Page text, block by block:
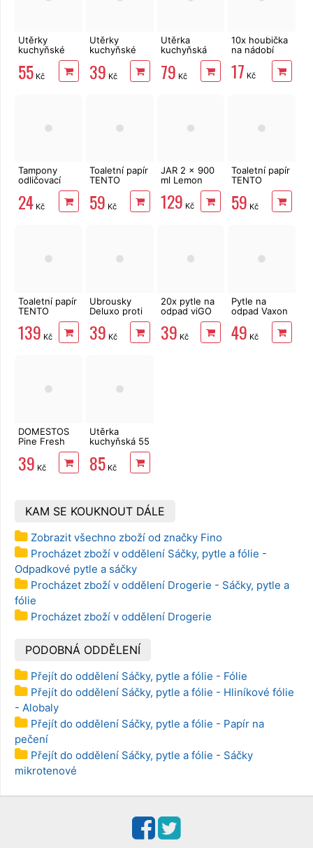
Utěrky
kuchyňské
TENTO Extra
Strong
3vrstvé, 2
55 Kč
Utěrky
kuchyňské
Clean
2vrstvé, 4
39 Kč
Utěrka
kuchyňská
Turbo
3vrstvá, 1
79 Kč
10x houbička
na nádobí
17 Kč
Tampony
odličovací
LINTEO 120
ks
24 Kč
Toaletní papír
TENTO
3vrstvý 8 rolí,
144 m
59 Kč
JAR 2 x 900
ml Lemon
129 Kč
Toaletní papír
TENTO
Ellegance
Pink 3vrstvý
8 rolí, 144 m
59 Kč
Toaletní papír
TENTO
Delicate
3vrstvý 24
139 Kč
Ubrousky
Deluxo proti
zabarvení
prádla 20 ks
39 Kč
20x pytle na
odpad viGO
zatahovací
35l, pevné
22µm
39 Kč
Pytle na
odpad Vaxon
35l, 40ks, 25
µm,
stahovací,
49 Kč
DOMESTOS
Pine Fresh
39 Kč
Utěrka
kuchyňská 55
m 3-vrstvá
TENTO
COMPLEX
85Kč
KAM SE KOUKNOUT DÁLE
Zobrazit všechno zboží od značky Fino
Procházet zboží v oddělení Sáčky, pytle a fólie -
Odpadkové pytle a sáčky
Procházet zboží v oddělení Drogerie - Sáčky, pytle a
fólie
Procházet zboží v oddělení Drogerie
PODOBNÁ ODDĚLENÍ
Přejít do oddělení Sáčky, pytle a fólie - Fólie
Přejít do oddělení Sáčky, pytle a fólie - Hliníkové fólie
- Alobaly
Přejít do oddělení Sáčky, pytle a fólie - Papír na
pečení
Přejít do oddělení Sáčky, pytle a fólie - Sáčky
mikrotenové